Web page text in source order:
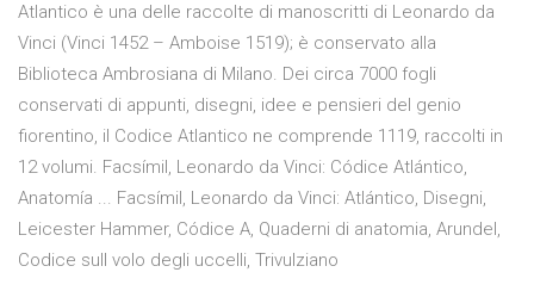
Atlantico è una delle raccolte di manoscritti di Leonardo da
Vinci (Vinci 1452 – Amboise 1519); è conservato alla
Biblioteca Ambrosiana di Milano. Dei circa 7000 fogli
conservati di appunti, disegni, idee e pensieri del genio
fiorentino, il Codice Atlantico ne comprende 1119, raccolti in
12 volumi. Facsímil, Leonardo da Vinci: Códice Atlántico,
Anatomía ... Facsímil, Leonardo da Vinci: Atlántico, Disegni,
Leicester Hammer, Códice A, Quaderni di anatomia, Arundel,
Codice sull volo degli uccelli, Trivulziano